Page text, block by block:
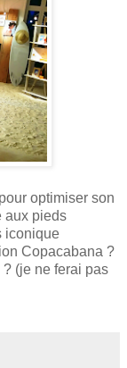
optimiser son
aux pieds
iconique
Copacabana ?
(je ne ferai pas